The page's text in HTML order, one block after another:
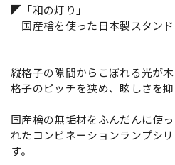
◤「和の灯り」
国産檜を使った日本製スタン
縦格子の隙間からこぼれる光が
格子のピッチを狭め、眩しさを抑
国産檜の無垢材をふんだんに使
れたコンビネーションランプシ
す。